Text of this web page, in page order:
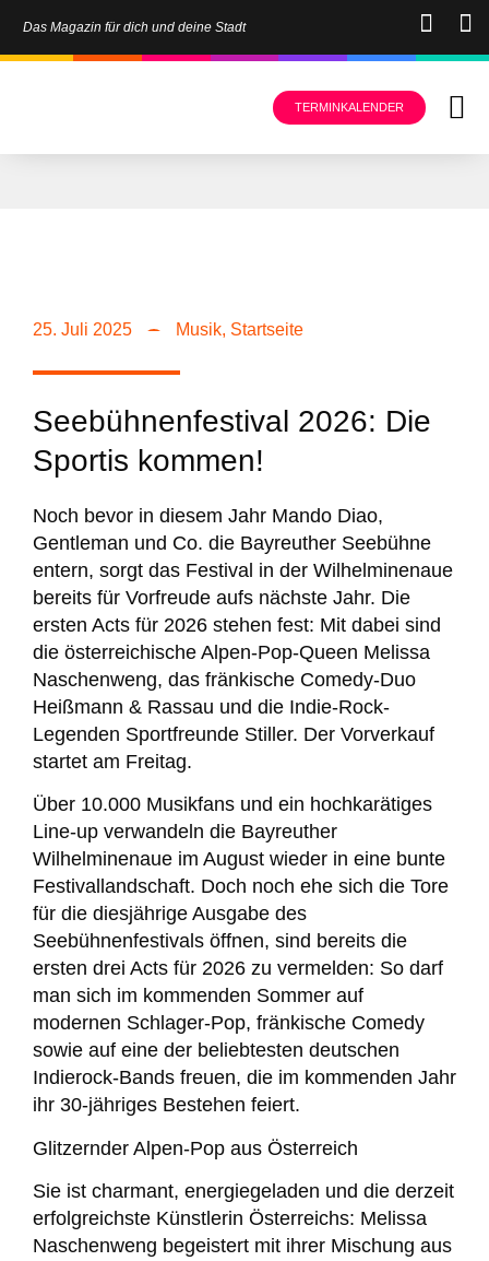
Das Magazin für dich und deine Stadt
TERMINKALENDER
25. Juli 2025 Musik, Startseite
Seebühnenfestival 2026: Die
Sportis kommen!
Noch bevor in diesem Jahr Mando Diao,
Gentleman und Co. die Bayreuther Seebühne
entern, sorgt das Festival in der Wilhelminenaue
bereits für Vorfreude aufs nächste Jahr. Die
ersten Acts für 2026 stehen fest: Mit dabei sind
die österreichische Alpen-Pop-Queen Melissa
Naschenweng, das fränkische Comedy-Duo
Heißmann & Rassau und die Indie-Rock-
Legenden Sportfreunde Stiller. Der Vorverkauf
startet am Freitag.
Über 10.000 Musikfans und ein hochkarätiges
Line-up verwandeln die Bayreuther
Wilhelminenaue im August wieder in eine bunte
Festivallandschaft. Doch noch ehe sich die Tore
für die diesjährige Ausgabe des
Seebühnenfestivals öffnen, sind bereits die
ersten drei Acts für 2026 zu vermelden: So darf
man sich im kommenden Sommer auf
modernen Schlager-Pop, fränkische Comedy
sowie auf eine der beliebtesten deutschen
Indierock-Bands freuen, die im kommenden Jahr
ihr 30-jähriges Bestehen feiert.
Glitzernder Alpen-Pop aus Österreich
Sie ist charmant, energiegeladen und die derzeit
erfolgreichste Künstlerin Österreichs: Melissa
Naschenweng begeistert mit ihrer Mischung aus